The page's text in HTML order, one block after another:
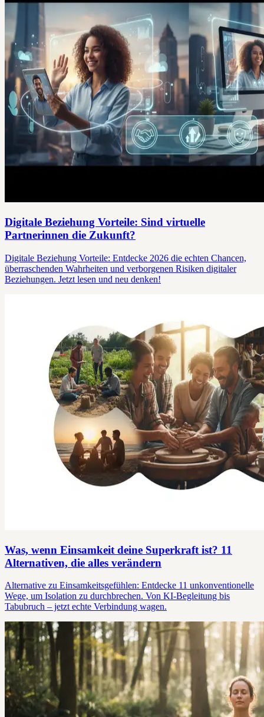
Digitale Beziehung Vorteile: Sind virtuelle
Partnerinnen die Zukunft?
Digitale Beziehung Vorteile: Entdecke 2026 die echten Chancen,
überraschenden Wahrheiten und verborgenen Risiken digitaler
Beziehungen. Jetzt lesen und neu denken!
Was, wenn Einsamkeit deine Superkraft ist? 11
Alternativen, die alles verändern
Alternative zu Einsamkeitsgefühlen: Entdecke 11 unkonventionelle
Wege, um Isolation zu durchbrechen. Von KI-Begleitung bis
Tabubruch – jetzt echte Verbindung wagen.